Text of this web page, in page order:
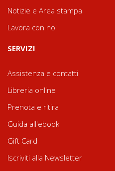
Notizie e Area stampa
Lavora con noi
SERVIZI
Assistenza e contatti
Libreria online
Prenota e ritira
Guida all'ebook
Gift Card
Iscriviti alla Newsletter